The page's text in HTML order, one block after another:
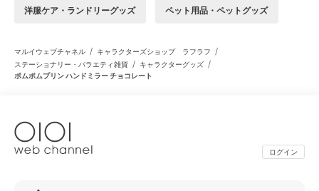
洋服ケア・ランドリーグッズ ペット用品・ペットグッズ
マルイウェブチャネル / キャラクターズショップ ラフラフ /
ステーショナリー・バラエティ雑貨 / キャラクターグッズ /
ポムポムプリン ハンドミラー チョコレート
ログイン